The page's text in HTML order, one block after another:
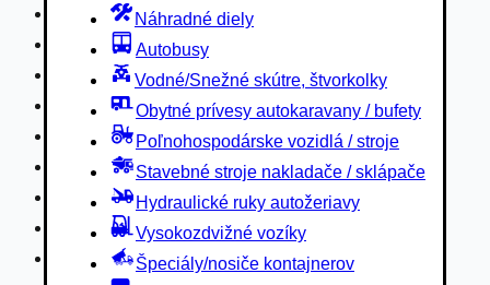
Náhradné diely
Autobusy
Vodné/Snežné skútre, štvorkolky
Obytné prívesy autokaravany / bufety
Poľnohospodárske vozidlá / stroje
Stavebné stroje nakladače / sklápače
Hydraulické ruky autožeriavy
Vysokozdvižné vozíky
Špeciály/nosiče kontajnerov
Obytné prívesy autokaravany / bufety
Poľnohospodárske vozidlá / stroje
Stavebné stroje nakladače / sklápače
Hydraulické ruky autožeriavy
Vysokozdvižné vozíky
Špeciály/nosiče kontajnerov
Návesy/prívesy nadstavby
Privesné vozíky
Lode/člny, lietadlá/vznášadlá